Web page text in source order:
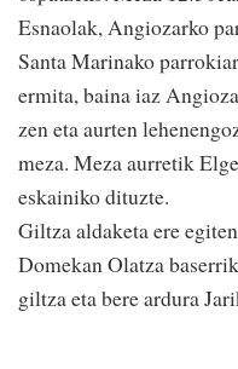
Esnaolak, Angiozarko
Santa Marinako
ermita, baina iaz
zen eta aurten
meza. Meza aurretik
eskainiko dituzte.
Giltza aldaketa ere
Domekan Olatza
giltza eta bere ardura